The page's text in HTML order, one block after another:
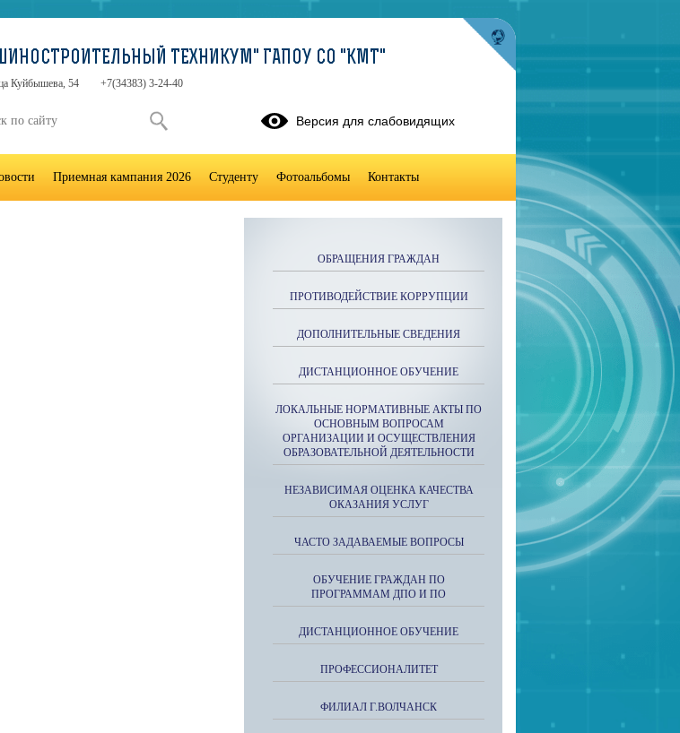
ОБРАЩЕНИЯ ГРАЖДАН
ПРОТИВОДЕЙСТВИЕ КОРРУПЦИИ
ДОПОЛНИТЕЛЬНЫЕ СВЕДЕНИЯ
ДИСТАНЦИОННОЕ ОБУЧЕНИЕ
ЛОКАЛЬНЫЕ НОРМАТИВНЫЕ АКТЫ ПО
ОСНОВНЫМ ВОПРОСАМ
ОРГАНИЗАЦИИ И ОСУЩЕСТВЛЕНИЯ
ОБРАЗОВАТЕЛЬНОЙ ДЕЯТЕЛЬНОСТИ
НЕЗАВИСИМАЯ ОЦЕНКА КАЧЕСТВА
ОКАЗАНИЯ УСЛУГ
ЧАСТО ЗАДАВАЕМЫЕ ВОПРОСЫ
ОБУЧЕНИЕ ГРАЖДАН ПО
ПРОГРАММАМ ДПО И ПО
ДИСТАНЦИОННОЕ ОБУЧЕНИЕ
ПРОФЕССИОНАЛИТЕТ
ФИЛИАЛ Г.ВОЛЧАНСК
ТЕХНИКУМ" ГАПОУ СО "КМТ"
Куйбышева, 54 +7(34383) 3-24-40
Версия для слабовидящих
Приемная кампания 2026 Студенту Фотоальбомы Контакты